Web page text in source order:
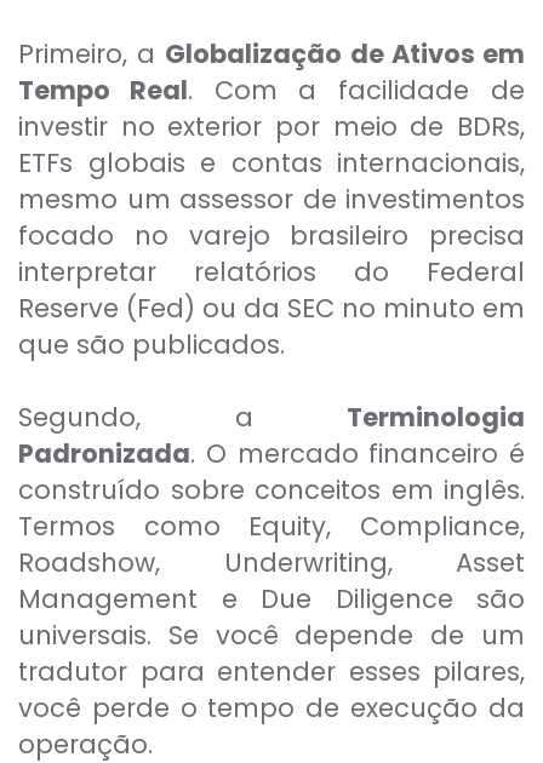
Primeiro, a Globalização de Ativos em
Tempo Real. Com a facilidade de
investir no exterior por meio de BDRs,
ETFs globais e contas internacionais,
mesmo um assessor de investimentos
focado no varejo brasileiro precisa
interpretar relatórios do Federal
Reserve (Fed) ou da SEC no minuto em
que são publicados.
Segundo, a Terminologia
Padronizada. O mercado financeiro é
construído sobre conceitos em inglês.
Termos como Equity, Compliance,
Roadshow, Underwriting, Asset
Management e Due Diligence são
universais. Se você depende de um
tradutor para entender esses pilares,
você perde o tempo de execução da
operação.